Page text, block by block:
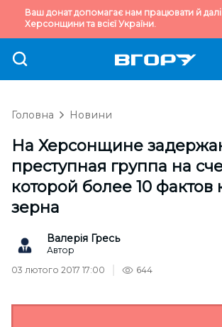
Ваш донат допомагає нам працювати й
Херсонщини та всієї України.
Головна Новини
На Херсонщине
преступная группа на
которой более 10 фактов
зерна
Валерія Гресь
Автор
03 лютого 2017 17:00
644